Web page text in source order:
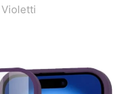
Violetti